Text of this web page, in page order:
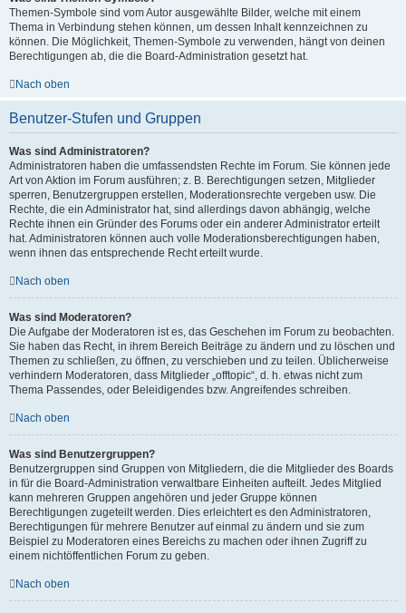
Themen-Symbole sind vom Autor ausgewählte Bilder, welche mit einem
Thema in Verbindung stehen können, um dessen Inhalt kennzeichnen zu
können. Die Möglichkeit, Themen-Symbole zu verwenden, hängt von deinen
Berechtigungen ab, die die Board-Administration gesetzt hat.
Nach oben
Benutzer-Stufen und Gruppen
Was sind Administratoren?
Administratoren haben die umfassendsten Rechte im Forum. Sie können jede
Art von Aktion im Forum ausführen; z. B. Berechtigungen setzen, Mitglieder
sperren, Benutzergruppen erstellen, Moderationsrechte vergeben usw. Die
Rechte, die ein Administrator hat, sind allerdings davon abhängig, welche
Rechte ihnen ein Gründer des Forums oder ein anderer Administrator erteilt
hat. Administratoren können auch volle Moderationsberechtigungen haben,
wenn ihnen das entsprechende Recht erteilt wurde.
Nach oben
Was sind Moderatoren?
Die Aufgabe der Moderatoren ist es, das Geschehen im Forum zu beobachten.
Sie haben das Recht, in ihrem Bereich Beiträge zu ändern und zu löschen und
Themen zu schließen, zu öffnen, zu verschieben und zu teilen. Üblicherweise
verhindern Moderatoren, dass Mitglieder „offtopic“, d. h. etwas nicht zum
Thema Passendes, oder Beleidigendes bzw. Angreifendes schreiben.
Nach oben
Was sind Benutzergruppen?
Benutzergruppen sind Gruppen von Mitgliedern, die die Mitglieder des Boards
in für die Board-Administration verwaltbare Einheiten aufteilt. Jedes Mitglied
kann mehreren Gruppen angehören und jeder Gruppe können
Berechtigungen zugeteilt werden. Dies erleichtert es den Administratoren,
Berechtigungen für mehrere Benutzer auf einmal zu ändern und sie zum
Beispiel zu Moderatoren eines Bereichs zu machen oder ihnen Zugriff zu
einem nichtöffentlichen Forum zu geben.
Nach oben